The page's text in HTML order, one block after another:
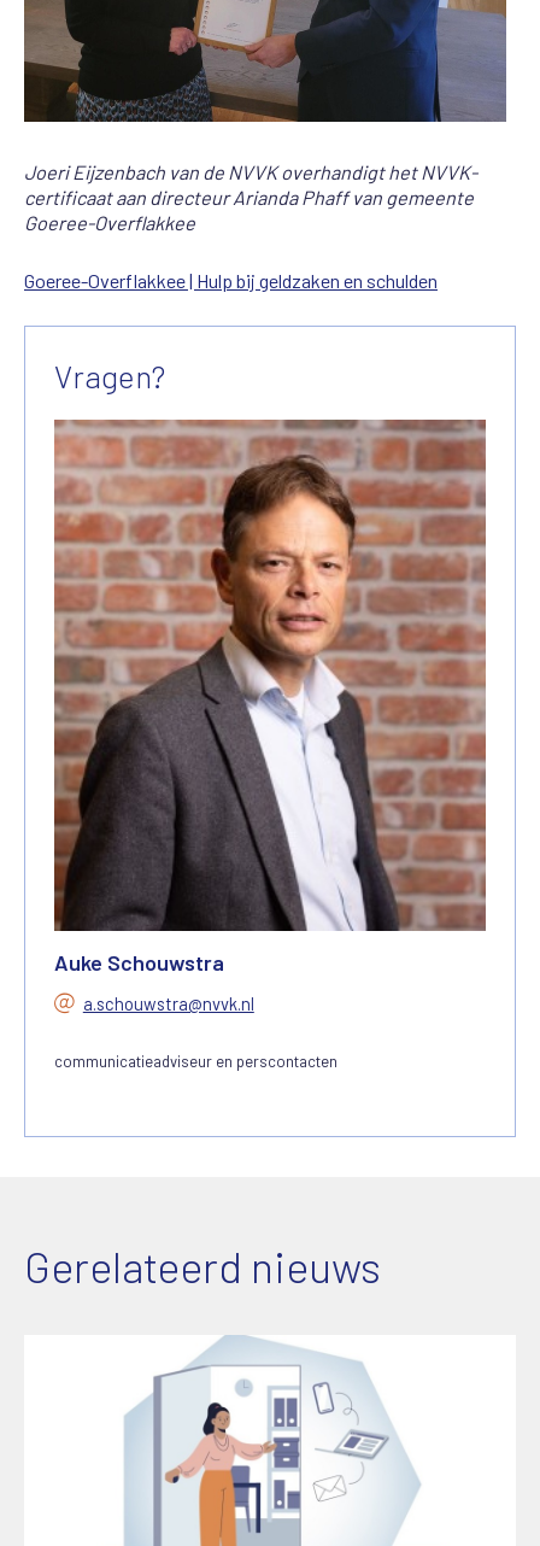
Joeri Eijzenbach van de NVVK overhandigt het NVVK-
certificaat aan directeur Arianda Phaff van gemeente
Goeree-Overflakkee
Goeree-Overflakkee | Hulp bij geldzaken en schulden
Vragen?
Auke Schouwstra
a.schouwstra@nvvk.nl
communicatieadviseur en perscontacten
Gerelateerd nieuws